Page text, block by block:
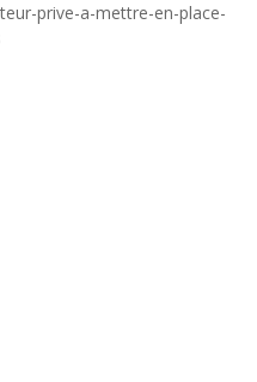
prive-a-mettre-en-place-